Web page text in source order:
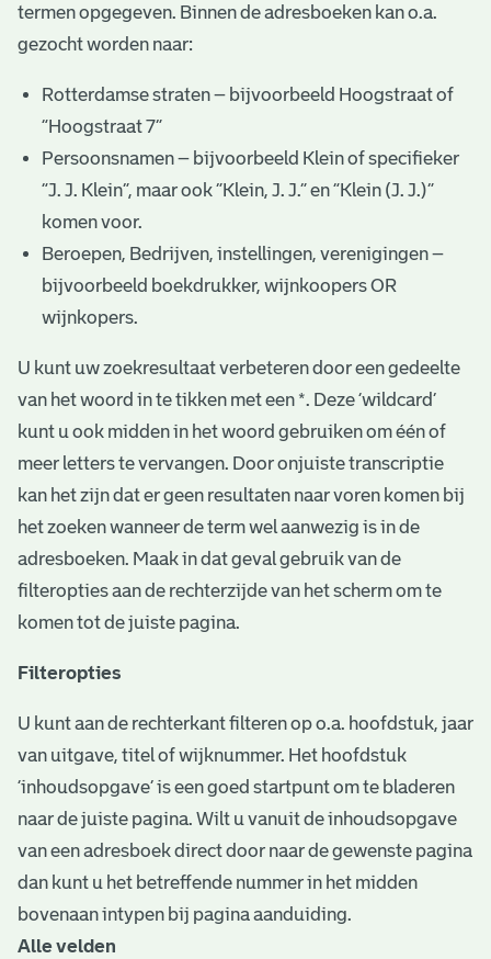
termen opgegeven. Binnen de adresboeken kan o.a.
gezocht worden naar:
Rotterdamse straten – bijvoorbeeld Hoogstraat of
“Hoogstraat 7”
Persoonsnamen – bijvoorbeeld Klein of specifieker
“J. J. Klein”, maar ook ”Klein, J. J.” en “Klein (J. J.)”
komen voor.
Beroepen, Bedrijven, instellingen, verenigingen –
bijvoorbeeld boekdrukker, wijnkoopers OR
wijnkopers.
U kunt uw zoekresultaat verbeteren door een gedeelte
van het woord in te tikken met een *. Deze ‘wildcard’
kunt u ook midden in het woord gebruiken om één of
meer letters te vervangen. Door onjuiste transcriptie
kan het zijn dat er geen resultaten naar voren komen bij
het zoeken wanneer de term wel aanwezig is in de
adresboeken. Maak in dat geval gebruik van de
filteropties aan de rechterzijde van het scherm om te
komen tot de juiste pagina.
Filteropties
U kunt aan de rechterkant filteren op o.a. hoofdstuk, jaar
van uitgave, titel of wijknummer. Het hoofdstuk
‘inhoudsopgave’ is een goed startpunt om te bladeren
naar de juiste pagina. Wilt u vanuit de inhoudsopgave
van een adresboek direct door naar de gewenste pagina
dan kunt u het betreffende nummer in het midden
bovenaan intypen bij pagina aanduiding.
Alle velden